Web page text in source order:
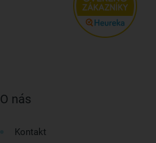
O nás
Kontakt